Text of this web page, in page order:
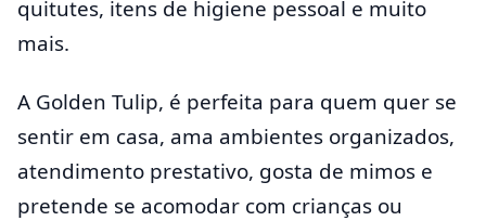
quitutes, itens de higiene pessoal e muito
mais.
A Golden Tulip, é perfeita para quem quer se
sentir em casa, ama ambientes organizados,
atendimento prestativo, gosta de mimos e
pretende se acomodar com crianças ou